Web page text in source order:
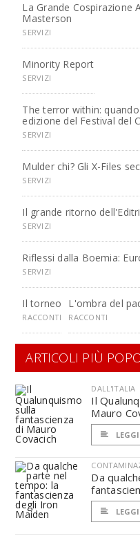
La Grande Cospirazione
Masterson
SERVIZI
Minority Report
SERVIZI
The terror within:
edizione del Festival del
SERVIZI
Mulder chi? Gli X-Files
SERVIZI
Il grande ritorno
SERVIZI
Riflessi dalla Boemia:
SERVIZI
Il torneo
RACCONTI
L'ombra del
RACCONTI
ARTICOLI PIÙ
DALL'ITALIA
Il
Mauro
LEGGI
Da
LEGGI